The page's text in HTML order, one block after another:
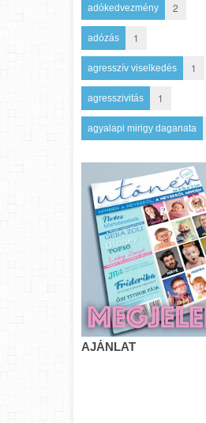
adókedvezmény 2
adózás 1
agresszív viselkedés 1
agresszivitás 1
agyalapi mirigy daganata
AJÁNLAT